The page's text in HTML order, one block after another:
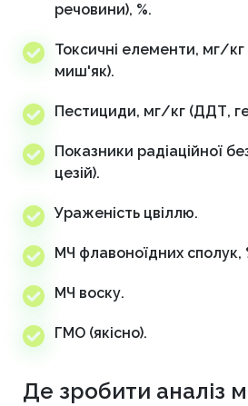
речовини), %.
Токсичні елементи, мг/кг
миш'як).
Пестициди, мг/кг (ДДТ,
Показники радіаційної
цезій).
Ураженість цвіллю.
МЧ флавоноїдних сполук,
МЧ воску.
ГМО (якісно).
Де зробити аналіз